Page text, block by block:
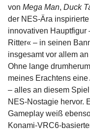
von Mega Man, Duck
der NES-Ära
innovativen Hauptfigur
Ritter« – in seinen
insgesamt vor allem an
Ohne lange
meines Erachtens
– alles an diesem
NES-Nostagie hervor.
Gameplay weiß
Konami-VRC6-